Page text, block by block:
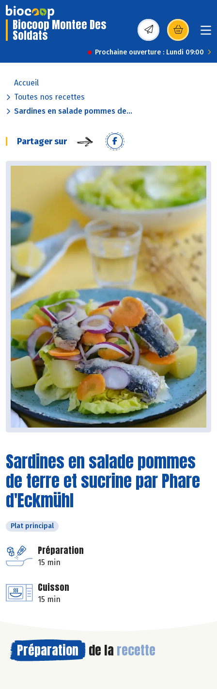
Biocoop Montee Des
Soldats (s’ouvre dans une
Prochaine ouverture : Lundi 09:00
Accueil
Toutes nos recettes
Sardines en salade pommes de...
Partager sur
Sardines en salade pommes
de terre et sucrine par Phare
d'Eckmühl
Plat principal
Préparation
15 min
Cuisson
15 min
Préparation de la recette